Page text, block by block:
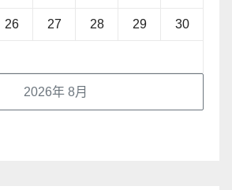
2026年 8月
26 27 28 29 30